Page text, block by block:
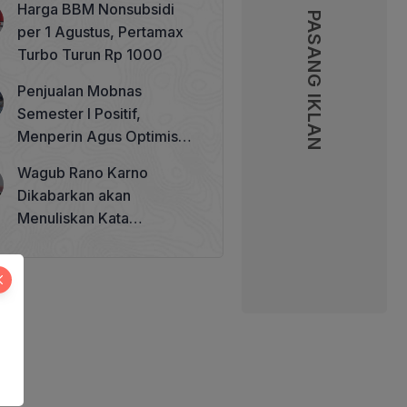
PASANG IKLAN
Memperkuat Tata Kelola
Perhutanan Sosial
Harga BBM Nonsubsidi
per 1 Agustus, Pertamax
Turbo Turun Rp 1000
Penjualan Mobnas
Semester I Positif,
Menperin Agus Optimistis
Wagub Rano Karno
Dikabarkan akan
Menuliskan Kata
Betawi 100 Tahun